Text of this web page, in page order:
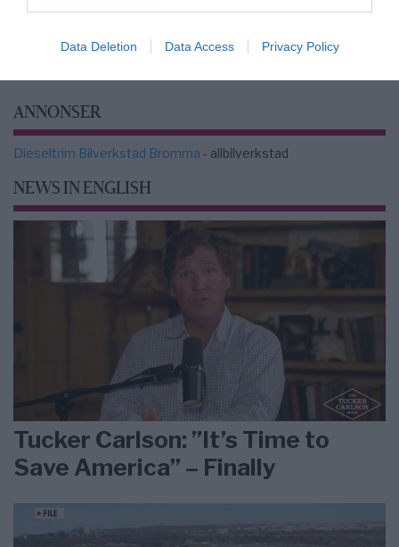
Data Deletion Data Access Privacy Policy
2000-Talets TV
ANNONSER
Dieseltrim Bilverkstad Bromma - allbilverkstad
NEWS IN ENGLISH
Tucker Carlson: ”It’s Time to
Save America” – Finally